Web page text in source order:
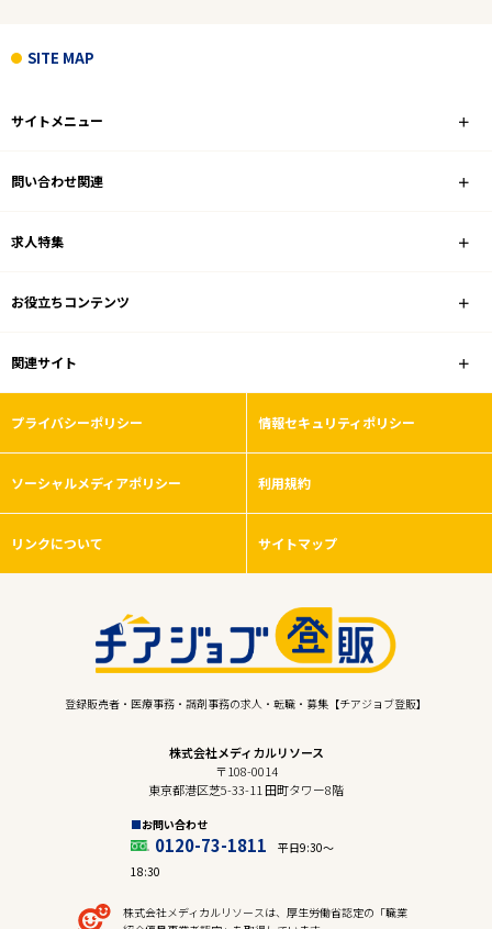
SITE MAP
サイトメニュー
問い合わせ関連
求人特集
お役立ちコンテンツ
関連サイト
プライバシーポリシー 情報セキュリティポリシー
ソーシャルメディアポリシー 利用規約
リンクについて サイトマップ
登録販売者・医療事務・調剤事務の求人・転職・募集【チアジョブ登販】
株式会社メディカルリソース
〒108-0014
東京都港区芝5-33-11 田町タワー8階
お問い合わせ
0120-73-1811
平日9:30〜
18:30
株式会社メディカルリソースは、厚生労働省認定の「職業